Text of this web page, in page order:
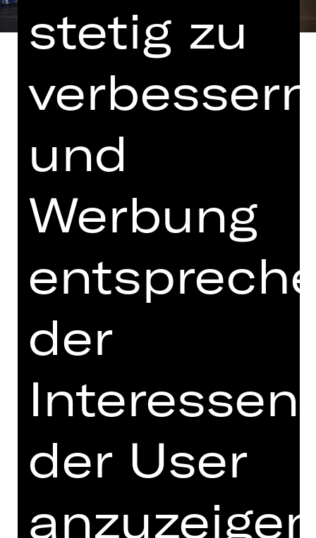
Hinweis auf sensible Inhalte
„Das ist die Stadt, die mit aller Energie
Stadt, in der geliebt und gehasst wird,
geboren und gestorben, in der
Menschen ein Leben verbringen,
hoffen, arbeiten, verzweifeln und von
Neuem hoffen: ein Nichts. Hingesetzt
in die Weite unermesslichen Raumes,
ein Staubkorn, ein Pünktchen auf der
Größe des Erdballs, der wiederum
weniger als die Spitze einer Nadel ist
verliert unter Millionen von Sonnen,
Erden, Planeten.“ (Hans Fallada-
Kleiner Mann, was nun?)
In seiner Adaption von Hans Falladas
Roman „Kleiner Mann, was nun?“
einer solchen Stadt heran. Dort
wohnen Lämmchen und Pinneberg,
stetig zu
verbessern
und
Werbung
der
Interessen
der User